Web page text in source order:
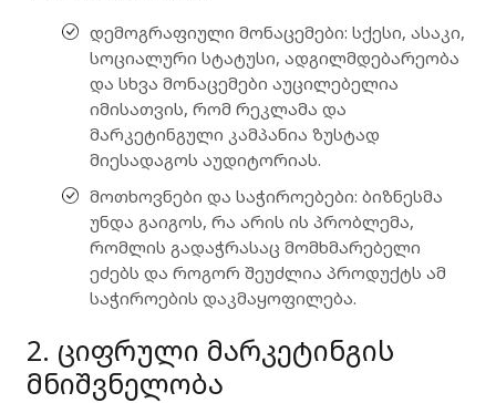
დემოგრაფიული მონაცემები: სქესი, ასაკი,
სოციალური სტატუსი, ადგილმდებარეობა
და სხვა მონაცემები აუცილებელია
იმისათვის, რომ რეკლამა და
მარკეტინგული კამპანია ზუსტად
მიესადაგოს აუდიტორიას.
მოთხოვნები და საჭიროებები: ბიზნესმა
უნდა გაიგოს, რა არის ის პრობლემა,
რომლის გადაჭრასაც მომხმარებელი
ეძებს და როგორ შეუძლია პროდუქტს ამ
საჭიროების დაკმაყოფილება.
2. ციფრული მარკეტინგის
მნიშვნელობა